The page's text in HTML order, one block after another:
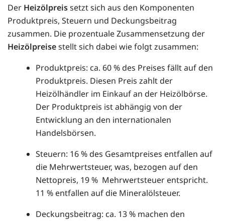
Der Heizölpreissetzt sich aus den Komponenten
Produktpreis, Steuern und Deckungsbeitrag
zusammen. Die prozentuale Zusammensetzung der
Heizölpreisestellt sich dabei wie folgt zusammen:
Produktpreis: ca. 60 % des Preises fällt auf den
Produktpreis. Diesen Preis zahlt der
Heizölhändler im Einkauf an der Heizölbörse.
Der Produktpreis ist abhängig von der
Entwicklung an den internationalen
Handelsbörsen.
Steuern: 16 % des Gesamtpreises entfallen auf
die Mehrwertsteuer, was, bezogen auf den
Nettopreis, 19 % Mehrwertsteuer entspricht.
11 % entfallen auf die Mineralölsteuer.
Deckungsbeitrag: ca. 13 % machen den